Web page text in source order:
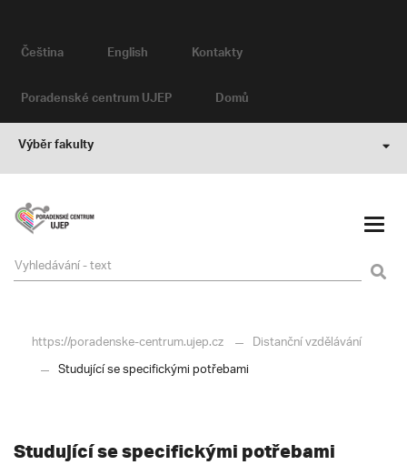
Čeština English
Kontakty
Poradenské centrum UJEP
Domů
Výběr fakulty
https://poradenske-centrum.ujep.cz
Distanční vzdělávání
Studující se specifickými potřebami
Studující se specifickými potřebami